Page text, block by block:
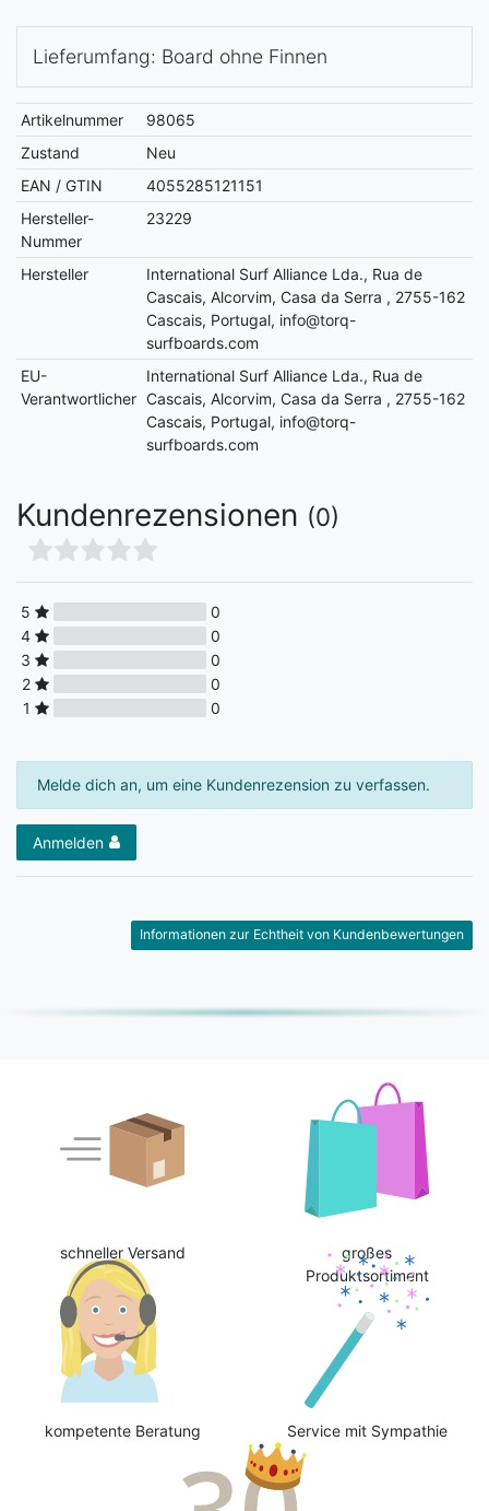
Lieferumfang: Board ohne Finnen
Artikelnummer
98065
Zustand
Neu
EAN / GTIN
4055285121151
Hersteller-
Nummer
23229
Hersteller
International Surf Alliance Lda., Rua de
Cascais, Alcorvim, Casa da Serra , 2755-162
Cascais, Portugal, info@torq-
surfboards.com
EU-
Verantwortlicher
International Surf Alliance Lda., Rua de
Cascais, Alcorvim, Casa da Serra , 2755-162
Cascais, Portugal, info@torq-
surfboards.com
Kundenrezensionen (0)
5
0
4
0
3
0
2
0
1
0
Melde dich an, um eine Kundenrezension zu verfassen.
Anmelden
Informationen zur Echtheit von Kundenbewertungen
schneller Versand
großes
Produktsortiment
kompetente Beratung Service mit Sympathie